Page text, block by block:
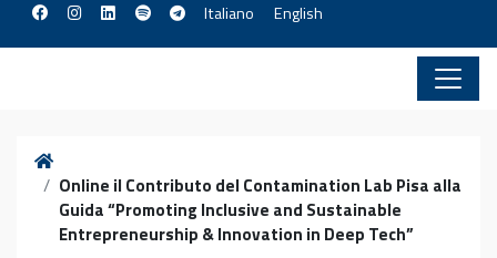
Italiano English
Home
Online il Contributo del Contamination Lab Pisa alla
Guida “Promoting Inclusive and Sustainable
Entrepreneurship & Innovation in Deep Tech”